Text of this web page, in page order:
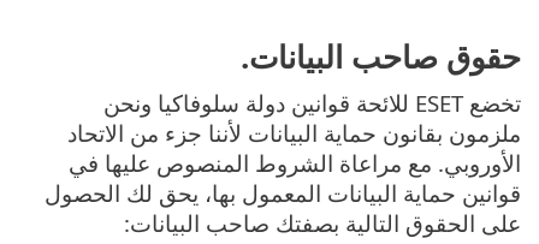
حقوق صاحب البيانات.
تخضع ESET للائحة قوانين دولة سلوفاكيا ونحن
ملزمون بقانون حماية البيانات لأننا جزء من الاتحاد
الأوروبي. مع مراعاة الشروط المنصوص عليها في
قوانين حماية البيانات المعمول بها، يحق لك الحصول
على الحقوق التالية بصفتك صاحب البيانات: